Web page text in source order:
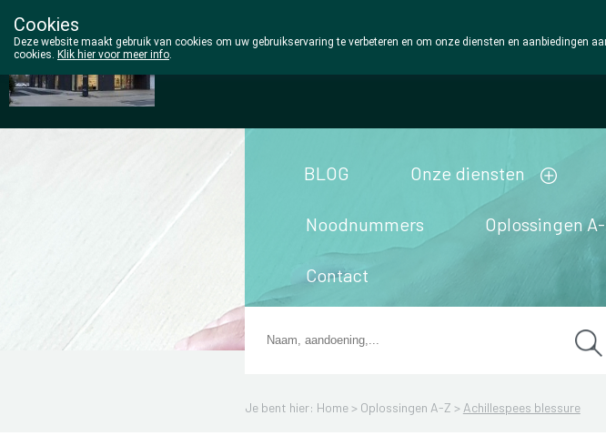
Wezel Pharma
BLOG Onze diensten
Noodnummers Oplossingen
Contact
Je bent hier: Home > Oplossingen A-Z > Achillespees blessure
Cookies
Deze website maakt gebruik van cookies om uw gebruikservaring te verbeteren en om onze diensten en aanbiedingen
cookies. Klik hier voor meer info.